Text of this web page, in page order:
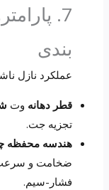
7.
بندی
عملکرد نازل
قطر دهانه وت
تجزیه جت.
هندسه
ضخامت و سرعت
فشار-سیم.